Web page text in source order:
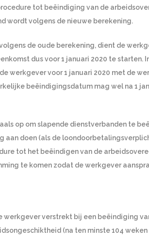
tot beëindiging van de
wordt volgens de nieuwe berekening.
de oude berekening, dient de
dus voor 1 januari 2020 te starten.
werkgever voor 1 januari 2020 met de
beëindigingsdatum mag wel na 1
op om slapende dienstverbanden te
doen (als de
tot het beëindigen van de
te komen zodat de werkgever
werkgever verstrekt bij een beëindiging
(na ten minste 104 weken